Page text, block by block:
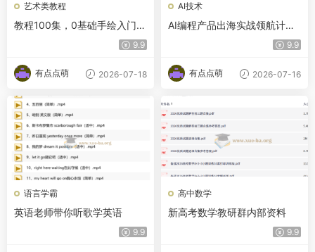
艺术类教程
教程100集，0基础手绘入门到
精通学完成为绘画大触！
9.9
有点点萌 2026-07-18
AI技术
AI编程产品出海实战领航计划
9.9
有点点萌 2026-07-16
语言学霸
英语老师带你听歌学英语
9.9
高中数学
新高考数学教研群内部资料
9.9